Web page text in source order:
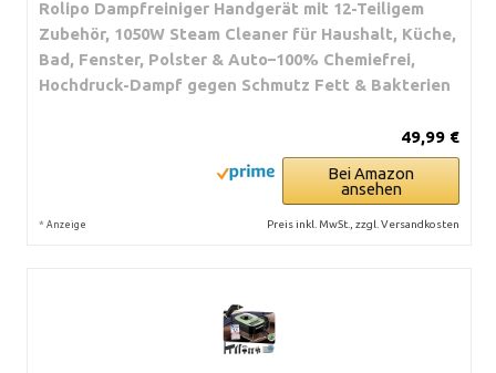
Rolipo Dampfreiniger Handgerät mit 12-Teiligem
Zubehör, 1050W Steam Cleaner für Haushalt, Küche,
Bad, Fenster, Polster & Auto–100% Chemiefrei,
Hochdruck-Dampf gegen Schmutz Fett & Bakterien
49,99 €
Bei Amazon
ansehen
* Anzeige Preis inkl. MwSt., zzgl. Versandkosten